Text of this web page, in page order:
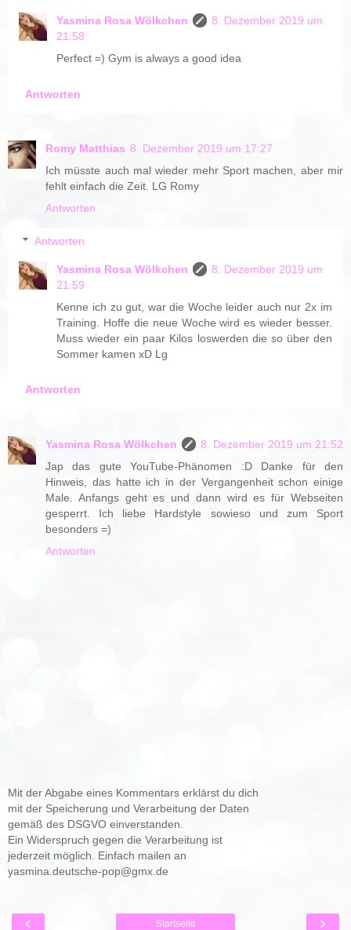
Yasmina Rosa Wölkchen
8. Dezember 2019 um
21:58
Perfect =) Gym is always a good idea
Antworten
Romy Matthias 8. Dezember 2019 um 17:27
Ich müsste auch mal wieder mehr Sport machen, aber mir
fehlt einfach die Zeit. LG Romy
Antworten
Antworten
Yasmina Rosa Wölkchen
8. Dezember 2019 um
21:59
Kenne ich zu gut, war die Woche leider auch nur 2x im
Training. Hoffe die neue Woche wird es wieder besser.
Muss wieder ein paar Kilos loswerden die so über den
Sommer kamen xD Lg
Antworten
Yasmina Rosa Wölkchen
8. Dezember 2019 um 21:52
Jap das gute YouTube-Phänomen :D Danke für den
Hinweis, das hatte ich in der Vergangenheit schon einige
Male. Anfangs geht es und dann wird es für Webseiten
gesperrt. Ich liebe Hardstyle sowieso und zum Sport
besonders =)
Antworten
Mit der Abgabe eines Kommentars erklärst du dich
mit der Speicherung und Verarbeitung der Daten
gemäß des DSGVO einverstanden.
Ein Widerspruch gegen die Verarbeitung ist
jederzeit möglich. Einfach mailen an
yasmina.deutsche-pop@gmx.de
‹ ›
Startseite